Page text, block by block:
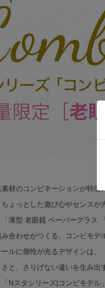
材のコンビネーションが特
ょっとした遊び心やセンス
合わせがつくる、コンビモデ
ルに個性が光るデザインは
と、さりげない違いを生み